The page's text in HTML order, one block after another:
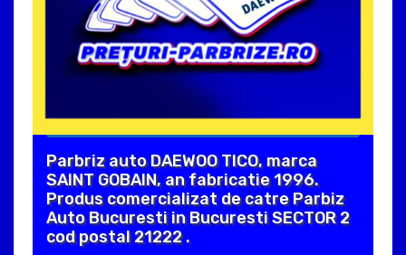
Parbriz auto DAEWOO TICO, marca
SAINT GOBAIN, an fabricatie 1996.
Produs comercializat de catre Parbiz
Auto Bucuresti in Bucuresti SECTOR 2
cod postal 21222 .